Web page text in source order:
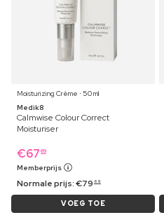
Moisturizing Crème ⋅ 50 ml
Medik8
Calmwise Colour Correct
Moisturiser
€67 69
Memberprijs
Normale prijs:€79 69
VOEG TOE